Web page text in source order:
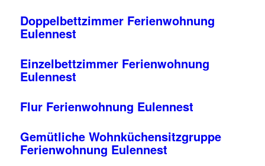
Doppelbettzimmer Ferienwohnung
Eulennest
Einzelbettzimmer Ferienwohnung
Eulennest
Flur Ferienwohnung Eulennest
Gemütliche Wohnküchensitzgruppe
Ferienwohnung Eulennest